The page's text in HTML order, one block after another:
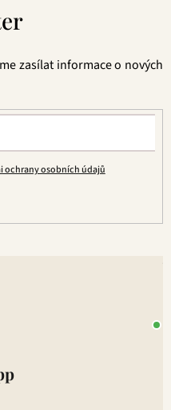
zasílat informace o nových
ochrany osobních údajů